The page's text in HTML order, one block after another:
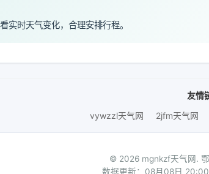
实时天气变化，合理安排行程。
友情
vywzzl天气网
2jfm天气网
© 2026 mgnkzf天气网.
数据更新：08月08日